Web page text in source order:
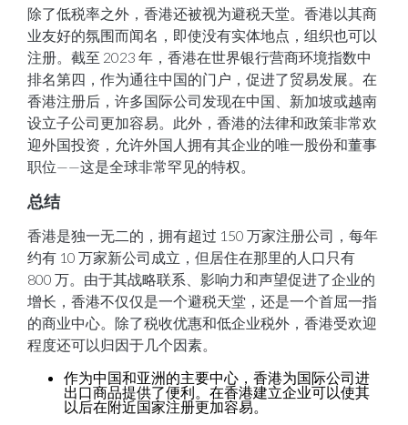
除了低税率之外，香港还被视为避税天堂。香港以其商
业友好的氛围而闻名，即使没有实体地点，组织也可以
注册。截至 2023 年，香港在世界银行营商环境指数中
排名第四，作为通往中国的门户，促进了贸易发展。在
香港注册后，许多国际公司发现在中国、新加坡或越南
设立子公司更加容易。此外，香港的法律和政策非常欢
迎外国投资，允许外国人拥有其企业的唯一股份和董事
职位——这是全球非常罕见的特权。
总结
香港是独一无二的，拥有超过 150 万家注册公司，每年
约有 10 万家新公司成立，但居住在那里的人口只有
800 万。由于其战略联系、影响力和声望促进了企业的
增长，香港不仅仅是一个避税天堂，还是一个首屈一指
的商业中心。除了税收优惠和低企业税外，香港受欢迎
程度还可以归因于几个因素。
作为中国和亚洲的主要中心，香港为国际公司进
出口商品提供了便利。在香港建立企业可以使其
以后在附近国家注册更加容易。